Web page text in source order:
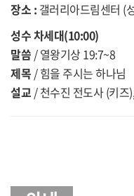
장소 : 갤러리아드림센터 (
성수 차세대(10:00)
말씀 / 열왕기상 19:7~8
제목 / 힘을 주시는 하나님
설교 / 천수진 전도사 (키즈